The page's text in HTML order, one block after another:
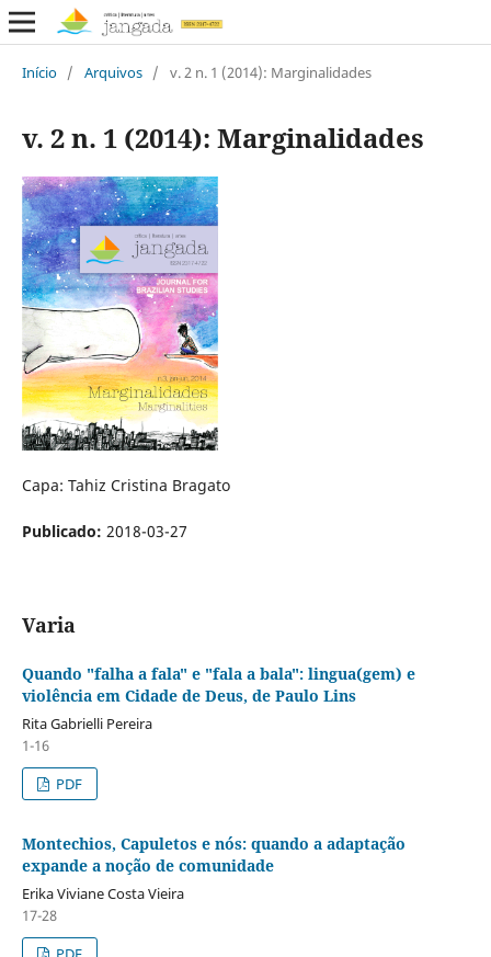
Início / Arquivos / v. 2 n. 1 (2014): Marginalidades
v. 2 n. 1 (2014): Marginalidades
Capa: Tahiz Cristina Bragato
Publicado: 2018-03-27
Varia
Quando "falha a fala" e "fala a bala": lingua(gem) e
violência em Cidade de Deus, de Paulo Lins
Rita Gabrielli Pereira
1-16
PDF
Montechios, Capuletos e nós: quando a adaptação
expande a noção de comunidade
Erika Viviane Costa Vieira
17-28